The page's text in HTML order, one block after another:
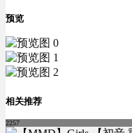
预览
相关推荐
2257